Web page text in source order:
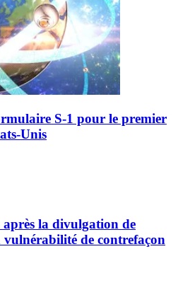
S-1 pour le premier
Unis
la divulgation de
de contrefaçon